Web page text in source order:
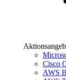
Cisco
AWS